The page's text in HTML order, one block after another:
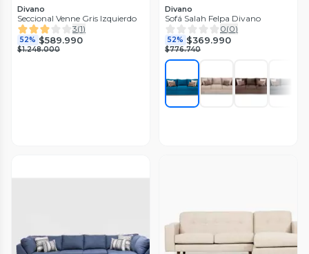
Divano
Seccional Venne Gris Izquierdo
3(1)
52% $589.990
$1.248.000
Divano
Sofá Salah Felpa Divano
0(0)
52% $369.990
$776.740